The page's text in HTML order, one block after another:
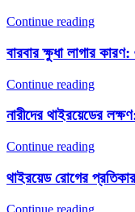
Continue reading
বারবার ক্ষুধা লাগার
Continue reading
নারীদের থাইরয়েডের
Continue reading
থাইরয়েড রোগের
Continue reading